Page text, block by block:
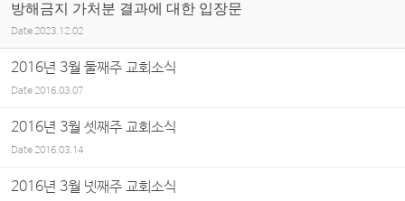
방해금지 가처분 결과에 대한 입장문
Date 2023.12.02
2016년 3월 둘째주 교회소식
Date2016.03.07
2016년 3월 셋째주 교회소식
Date2016.03.14
2016년 3월 넷째주 교회소식